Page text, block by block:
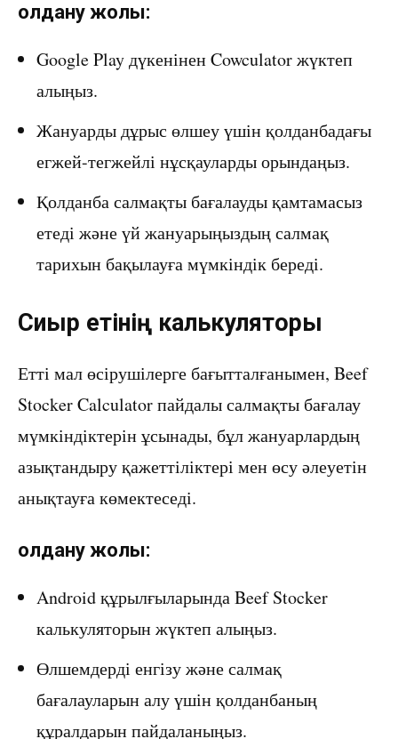
Қолдану жолы:
Google Play дүкенінен Cowculator жүктеп
алыңыз.
Жануарды дұрыс өлшеу үшін қолданбадағы
егжей-тегжейлі нұсқауларды орындаңыз.
Қолданба салмақты бағалауды қамтамасыз
етеді және үй жануарыңыздың салмақ
тарихын бақылауға мүмкіндік береді.
Сиыр етінің калькуляторы
Етті мал өсірушілерге бағытталғанымен, Beef
Stocker Calculator пайдалы салмақты бағалау
мүмкіндіктерін ұсынады, бұл жануарлардың
азықтандыру қажеттіліктері мен өсу әлеуетін
анықтауға көмектеседі.
Қолдану жолы:
Android құрылғыларында Beef Stocker
калькуляторын жүктеп алыңыз.
Өлшемдерді енгізу және салмақ
бағалауларын алу үшін қолданбаның
құралдарын пайдаланыңыз.